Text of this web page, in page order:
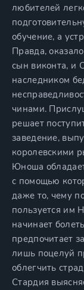
любителей
обучение, а
Правда,
сын виконта, и
наследником
чинами.
решает
заведение,
королевскими
Юноша
с помощью
даже то, чему
пользуется им
начинает
предпочитает
лишь поцелуй
облегчить
Стардия